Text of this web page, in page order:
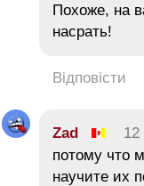
Похоже, на
нacpaть!
Відповісти
Zad 12
потому что
научите их